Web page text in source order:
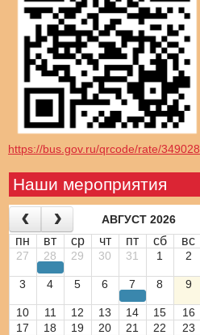
https://bus.gov.ru/qrcode/rate/349028
Наши мероприятия
АВГУСТ 2026
пн вт ср чт пт сб вс
27 28 29 30 31 1 2
3 4 5 6 7 8 9
10 11 12 13 14 15
16
17
18 19 20 21 22
23